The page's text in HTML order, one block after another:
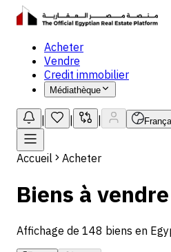
Acheter
Vendre
Credit immobilier
Médiathèque
Accueil Acheter
Biens à
Affichage de 148 biens en